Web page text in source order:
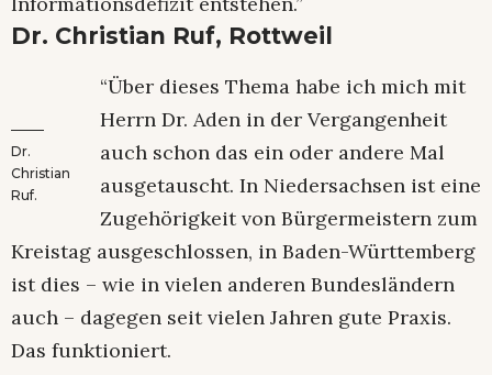
Dr. Christian Ruf, Rottweil
Dr.
Christian
Ruf.
“Über dieses Thema habe ich mich mit
Herrn Dr. Aden in der Vergangenheit
auch schon das ein oder andere Mal
ausgetauscht. In Niedersachsen ist eine
Zugehörigkeit von Bürgermeistern zum
Kreistag ausgeschlossen, in Baden-Württemberg
ist dies – wie in vielen anderen Bundesländern
auch – dagegen seit vielen Jahren gute Praxis.
Das funktioniert.